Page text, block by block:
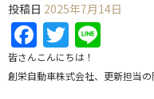
投稿日 2025年7月14日
Facebook
Twitter
皆さんこんにちは！
創栄自動車株式会社、更新担当の